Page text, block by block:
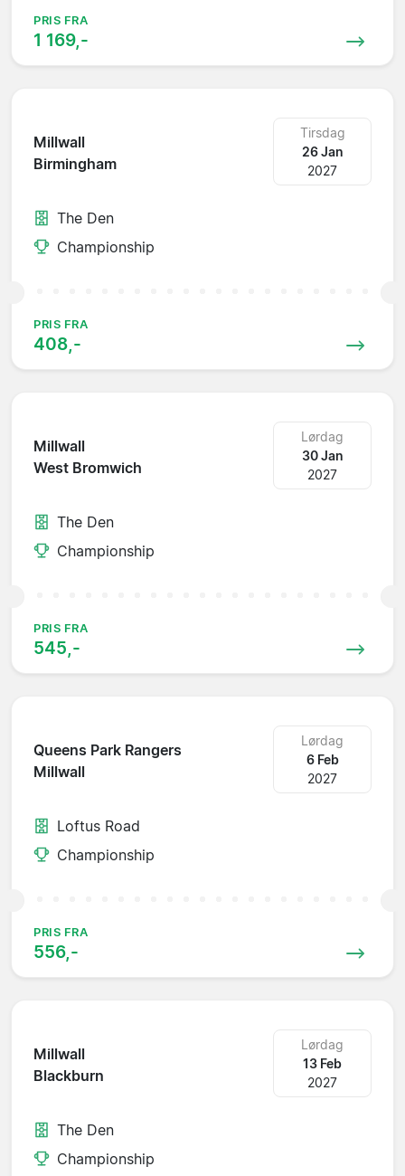
PRIS FRA
1 169,-
Millwall
Birmingham
Tirsdag
26 Jan
2027
The Den
Championship
PRIS FRA
408,-
Millwall
West Bromwich
Lørdag
30 Jan
2027
The Den
Championship
PRIS FRA
545,-
Queens Park Rangers
Millwall
Lørdag
6 Feb
2027
Loftus Road
Championship
PRIS FRA
556,-
Millwall
Blackburn
Lørdag
13 Feb
2027
The Den
Championship